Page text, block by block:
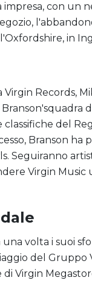
con un
in
Records,
del
Branson
Seguiranno
Virgin Music
una volta i suoi
del Gruppo
Virgin